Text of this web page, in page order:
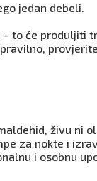
jedan debeli.
to će produljiti
živu ni
za nokte i
i osobnu